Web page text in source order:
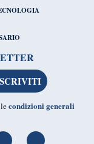
condizioni generali